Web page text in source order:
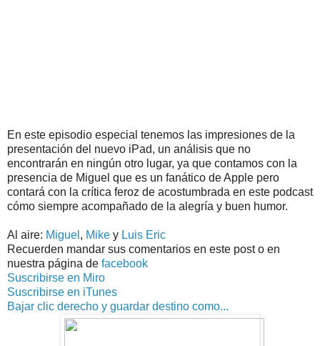
En este episodio especial tenemos las impresiones de la
presentación del nuevo iPad, un análisis que no
encontrarán en ningún otro lugar, ya que contamos con la
presencia de Miguel que es un fanático de Apple pero
contará con la crítica feroz de acostumbrada en este podcast
cómo siempre acompañado de la alegría y buen humor.
Al aire: Miguel , Mike y Luis Eric
Recuerden mandar sus comentarios en este post o en
nuestra página de facebook
Suscribirse en Miro
Suscribirse en iTunes
Bajar clic derecho y guardar destino como...